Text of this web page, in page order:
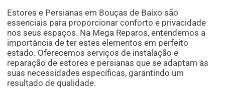
Estores e Persianas em Bouças de Baixo são
essenciais para proporcionar conforto e privacidade
nos seus espaços. Na Mega Reparos, entendemos a
importância de ter estes elementos em perfeito
estado. Oferecemos serviços de instalação e
reparação de estores e persianas que se adaptam às
suas necessidades específicas, garantindo um
resultado de qualidade.